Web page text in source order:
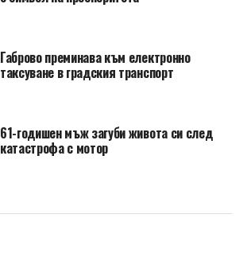
Габрово преминава към електронно
таксуване в градския транспорт
61-годишен мъж загуби живота си след
катастрофа с мотор